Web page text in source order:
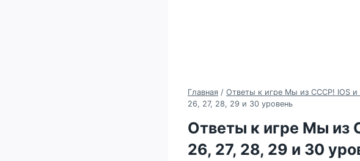
Главная / Ответы к игре Мы из СССР! IOS и
26, 27, 28, 29 и 30 уровень
Ответы к игре Мы из
26, 27, 28, 29 и 30